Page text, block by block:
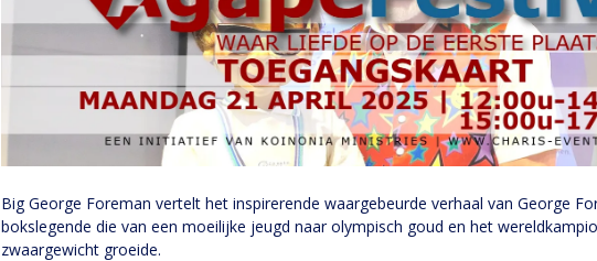
Big George Foreman vertelt het inspirerende waargebeurde verhaal van George
bokslegende die van een moeilijke jeugd naar olympisch goud en het
zwaargewicht groeide.